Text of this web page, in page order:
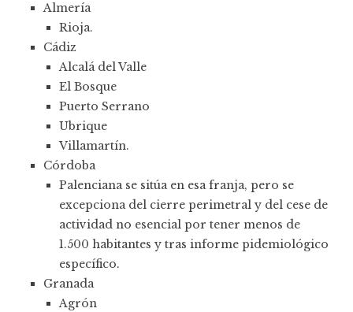
Almería
Rioja.
Cádiz
Alcalá del Valle
El Bosque
Puerto Serrano
Ubrique
Villamartín.
Córdoba
Palenciana se sitúa en esa franja, pero se
excepciona del cierre perimetral y del cese de
actividad no esencial por tener menos de
1.500 habitantes y tras informe pidemiológico
específico.
Granada
Agrón